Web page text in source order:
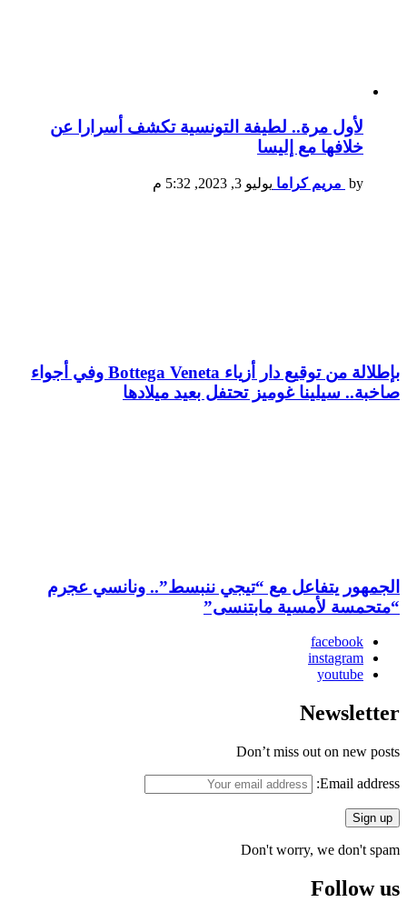
لأول مرة.. لطيفة التونسية تكشف أسرارا عن
خلافها مع إليسا
by مريم كراما يوليو 3, 2023, 5:32 م
بإطلالة من توقيع دار أزياء Bottega Veneta وفي أجواء
صاخبة.. سيلينا غوميز تحتفل بعيد ميلادها
الجمهور يتفاعل مع “تيجي ننبسط”.. ونانسي عجرم
“متحمسة لأمسية مابتنسى”
facebook
instagram
youtube
Newsletter
Don’t miss out on new posts
Email address:
Don't worry, we don't spam
Follow us